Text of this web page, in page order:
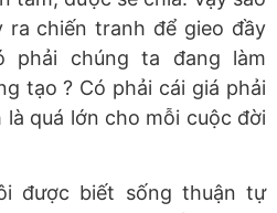
ra chiến tranh để gieo đầy
phải chúng ta đang làm
tạo ? Có phải cái giá phải
quá lớn cho mỗi cuộc đời
được biết sống thuận tự